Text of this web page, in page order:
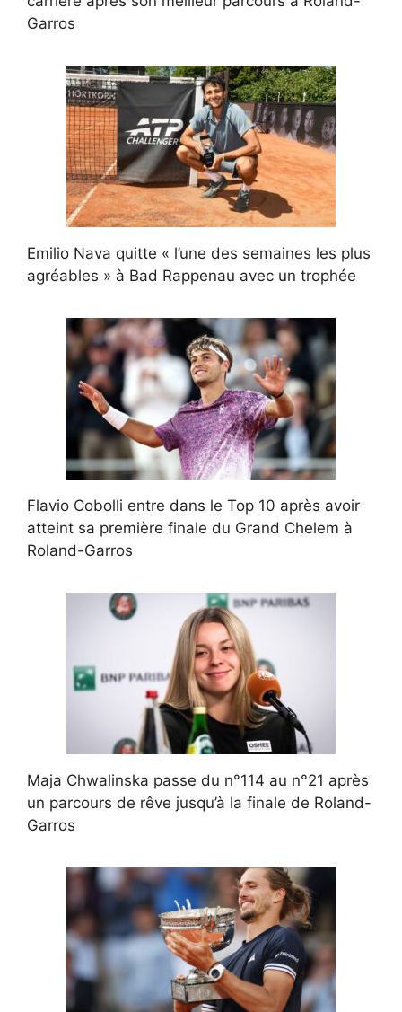
Garros
Emilio Nava quitte « l’une des semaines les plus
agréables » à Bad Rappenau avec un trophée
Flavio Cobolli entre dans le Top 10 après avoir
atteint sa première finale du Grand Chelem à
Roland-Garros
Maja Chwalinska passe du n°114 au n°21 après
un parcours de rêve jusqu’à la finale de Roland-
Garros